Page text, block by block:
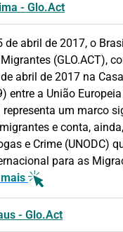
- Glo.Act
de abril de 2017, o
(GLO.ACT),
abril de 2017 na
entre a União
representa um marco
e conta,
e Crime (UNODC)
para as
- Glo.Act